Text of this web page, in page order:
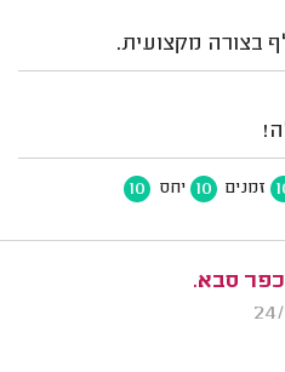
בצורה מקצועית.
זמנים 10 יחס 10
סבא.